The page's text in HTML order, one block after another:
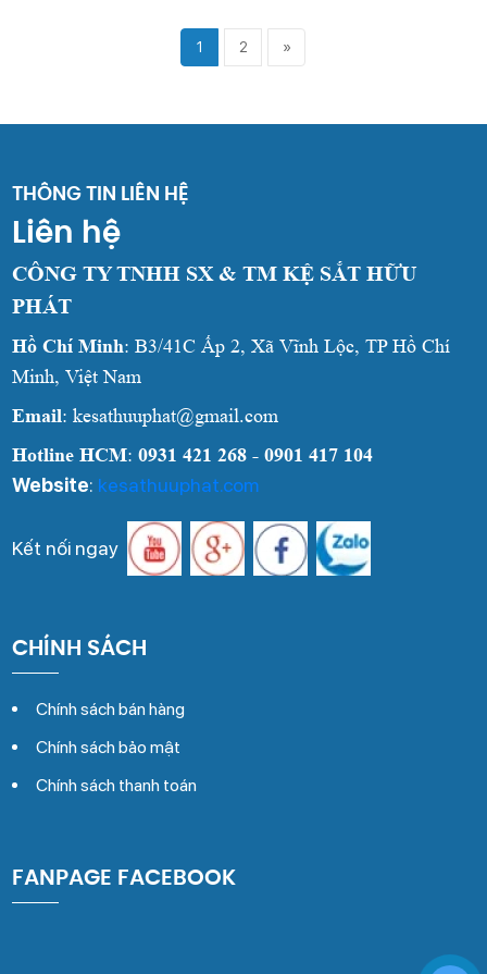
1 2 »
THÔNG TIN LIÊN HỆ
Liên hệ
CÔNG TY TNHH SX & TM KỆ SẮT HỮU
PHÁT
Hồ Chí Minh: B3/41C Ấp 2, Xã Vĩnh Lộc, TP Hồ Chí
Minh, Việt Nam
Email: kesathuuphat@gmail.com
Hotline HCM:0931 421 268 - 0901 417 104
Website: kesathuuphat.com
Kết nối ngay
CHÍNH SÁCH
Chính sách bán hàng
Chính sách bảo mật
Chính sách thanh toán
FANPAGE FACEBOOK